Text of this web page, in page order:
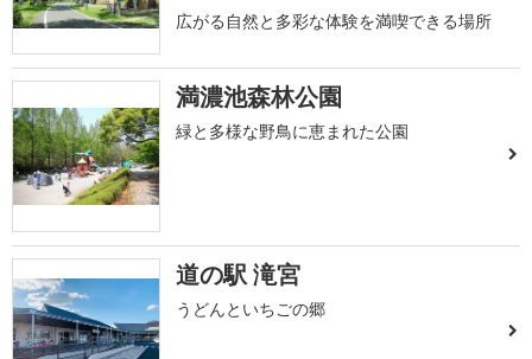
広がる自然と多彩な体験を満喫できる場所
満濃池森林公園
緑と多様な野鳥に恵まれた公園
道の駅 滝宮
うどんといちごの郷